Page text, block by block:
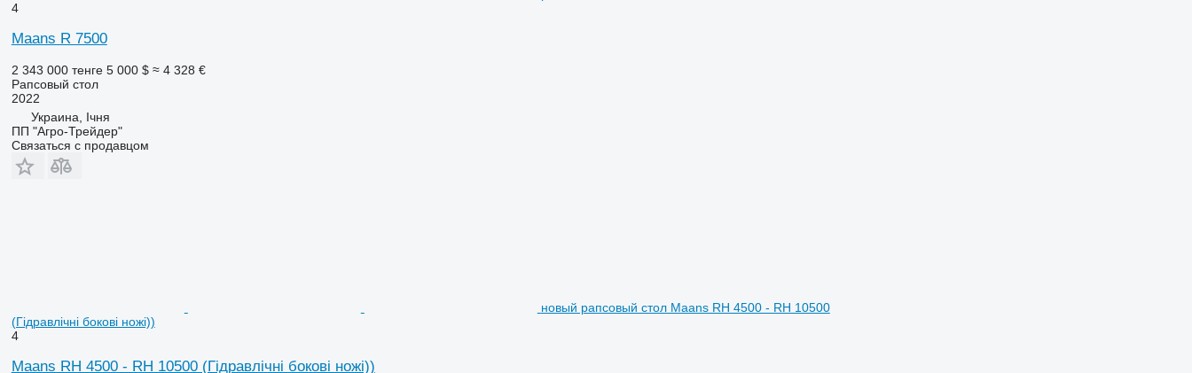
4
Maans R 7500
2 343 000 тенге 5 000 $ ≈ 4 328 €
Рапсовый стол
2022
Украина, Ічня
ПП "Агро-Трейдер"
Связаться с продавцом
новый рапсовый стол Maans RH 4500 - RH 10500
(Гідравлічні бокові ножі))
4
Maans RH 4500 - RH 10500 (Гідравлічні бокові ножі))